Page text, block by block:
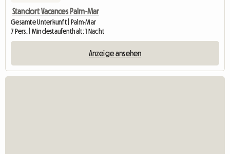
Standort Vacances Palm-Mar
Gesamte Unterkunft | Palm-Mar
7 Pers. | Mindestaufenthalt: 1 Nacht
Anzeige ansehen